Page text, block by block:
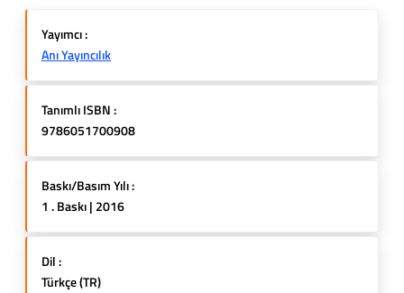
Yayımcı :
Anı Yayıncılık
Tanımlı ISBN :
9786051700908
Baskı/Basım Yılı :
1 . Baskı | 2016
Dil :
Türkçe (TR)